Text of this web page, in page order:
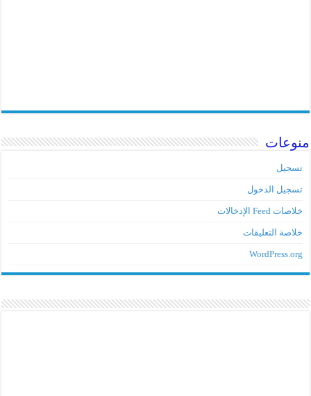
منوعات
تسجيل
تسجيل الدخول
خلاصات Feed الإدخالات
خلاصة التعليقات
WordPress.org